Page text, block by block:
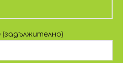
(задължително)